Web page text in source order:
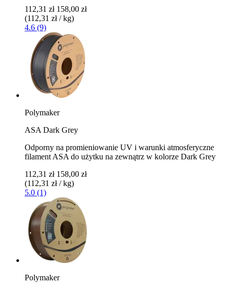
112,31 zł 158,00 zł
(112,31 zł / kg)
4.6 (9)
Polymaker
ASA Dark Grey
Odporny na promieniowanie UV i warunki atmosferyczne
filament ASA do użytku na zewnątrz w kolorze Dark Grey
112,31 zł 158,00 zł
(112,31 zł / kg)
5.0 (1)
Polymaker